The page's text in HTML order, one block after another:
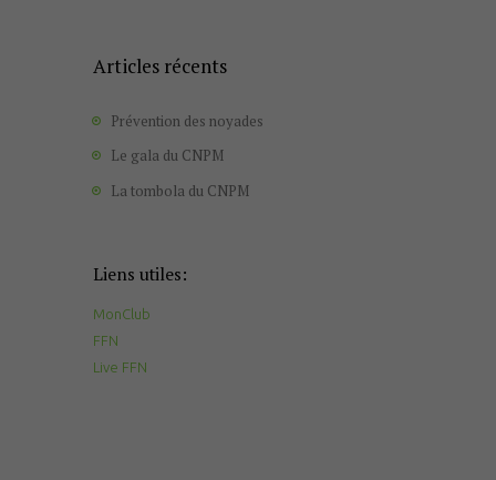
Articles récents
Prévention des noyades
Le gala du CNPM
La tombola du CNPM
Liens utiles:
MonClub
FFN
Live FFN